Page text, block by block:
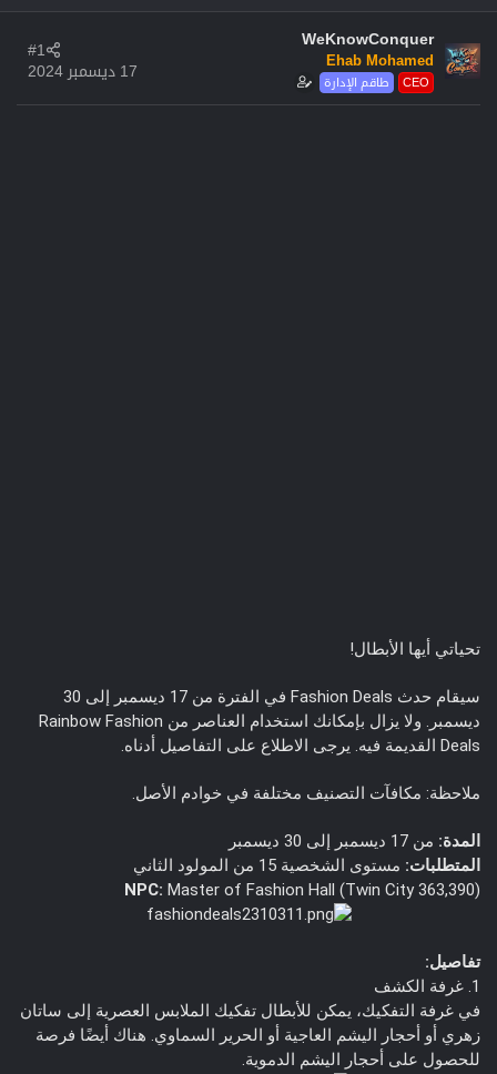
WeKnowConquer
Ehab Mohamed
طاقم الإدارة CEO
17 ديسمبر 2024
#1
تحياتي أيها الأبطال!
سيقام حدث Fashion Deals في الفترة من 17 ديسمبر إلى 30
ديسمبر. ولا يزال بإمكانك استخدام العناصر من Rainbow Fashion
Deals القديمة فيه. يرجى الاطلاع على التفاصيل أدناه.
ملاحظة: مكافآت التصنيف مختلفة في خوادم الأصل.
المدة: من 17 ديسمبر إلى 30 ديسمبر
المتطلبات: مستوى الشخصية 15 من المولود الثاني
NPC: Master of Fashion Hall (Twin City 363,390)
تفاصيل:
1. غرفة الكشف
في غرفة التفكيك، يمكن للأبطال تفكيك الملابس العصرية إلى ساتان
زهري أو أحجار اليشم العاجية أو الحرير السماوي. هناك أيضًا فرصة
للحصول على أحجار اليشم الدموية.